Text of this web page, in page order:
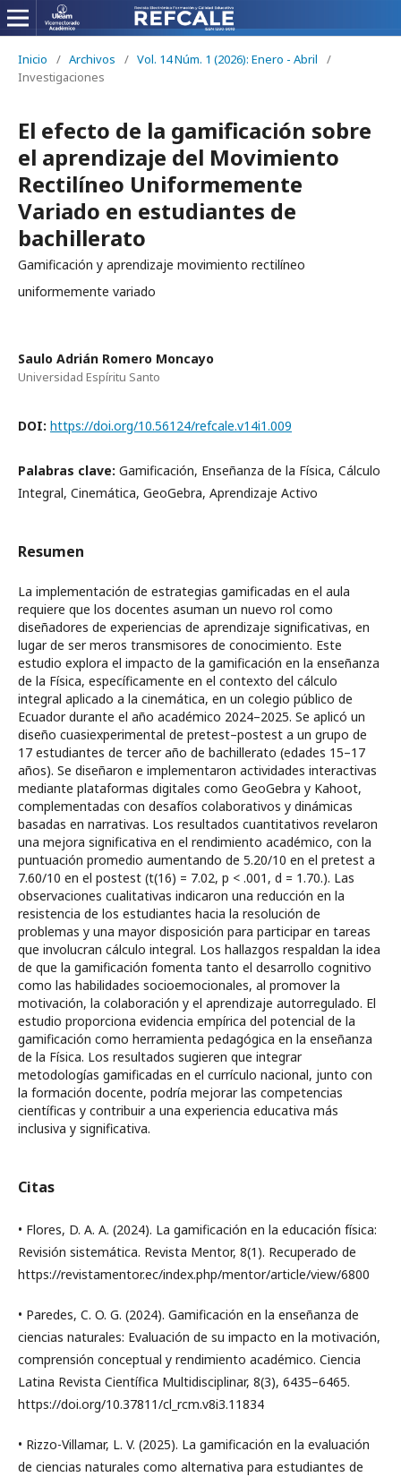
Inicio / Archivos / Vol. 14 Núm. 1 (2026): Enero - Abril
/
Investigaciones
El efecto de la gamificación sobre
el aprendizaje del Movimiento
Rectilíneo Uniformemente
Variado en estudiantes de
bachillerato
Gamificación y aprendizaje movimiento rectilíneo
uniformemente variado
Saulo Adrián Romero Moncayo
Universidad Espíritu Santo
DOI: https://doi.org/10.56124/refcale.v14i1.009
Palabras clave: Gamificación, Enseñanza de la Física, Cálculo
Integral, Cinemática, GeoGebra, Aprendizaje Activo
Resumen
La implementación de estrategias gamificadas en el aula
requiere que los docentes asuman un nuevo rol como
diseñadores de experiencias de aprendizaje significativas, en
lugar de ser meros transmisores de conocimiento. Este
estudio explora el impacto de la gamificación en la enseñanza
de la Física, específicamente en el contexto del cálculo
integral aplicado a la cinemática, en un colegio público de
Ecuador durante el año académico 2024–2025. Se aplicó un
diseño cuasiexperimental de pretest–postest a un grupo de
17 estudiantes de tercer año de bachillerato (edades 15–17
años). Se diseñaron e implementaron actividades interactivas
mediante plataformas digitales como GeoGebra y Kahoot,
complementadas con desafíos colaborativos y dinámicas
basadas en narrativas. Los resultados cuantitativos revelaron
una mejora significativa en el rendimiento académico, con la
puntuación promedio aumentando de 5.20/10 en el pretest a
7.60/10 en el postest (t(16) = 7.02, p < .001, d = 1.70.). Las
observaciones cualitativas indicaron una reducción en la
resistencia de los estudiantes hacia la resolución de
problemas y una mayor disposición para participar en tareas
que involucran cálculo integral. Los hallazgos respaldan la idea
de que la gamificación fomenta tanto el desarrollo cognitivo
como las habilidades socioemocionales, al promover la
motivación, la colaboración y el aprendizaje autorregulado. El
estudio proporciona evidencia empírica del potencial de la
gamificación como herramienta pedagógica en la enseñanza
de la Física. Los resultados sugieren que integrar
metodologías gamificadas en el currículo nacional, junto con
la formación docente, podría mejorar las competencias
científicas y contribuir a una experiencia educativa más
inclusiva y significativa.
Citas
• Flores, D. A. A. (2024). La gamificación en la educación física:
Revisión sistemática. Revista Mentor, 8(1). Recuperado de
https://revistamentor.ec/index.php/mentor/article/view/6800
• Paredes, C. O. G. (2024). Gamificación en la enseñanza de
ciencias naturales: Evaluación de su impacto en la motivación,
comprensión conceptual y rendimiento académico. Ciencia
Latina Revista Científica Multidisciplinar, 8(3), 6435–6465.
https://doi.org/10.37811/cl_rcm.v8i3.11834
• Rizzo-Villamar, L. V. (2025). La gamificación en la evaluación
de ciencias naturales como alternativa para estudiantes de